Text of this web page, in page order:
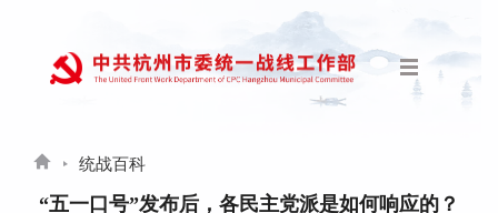
统战百科
“五一口号”发布后，各民主党派是如何响应的？